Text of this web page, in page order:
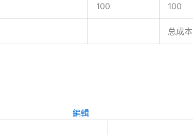
100 100
总成本
編輯